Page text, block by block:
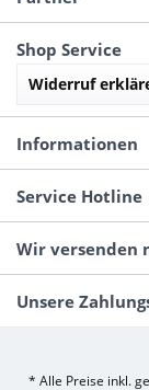
Shop Service
Widerruf
Informationen
Service Hotline
Wir versenden
Unsere
* Alle Preise inkl.